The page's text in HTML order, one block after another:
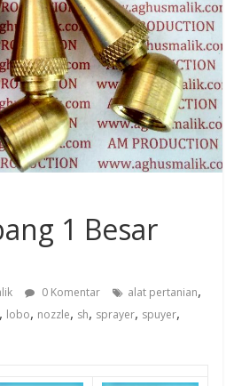
1 Besar
0 Komentar alat pertanian,
, lobo, nozzle, sh, sprayer, spuyer,